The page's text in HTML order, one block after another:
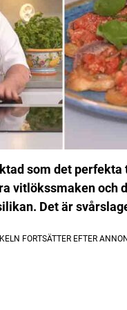
som det
vitlökssmaken och
Det är